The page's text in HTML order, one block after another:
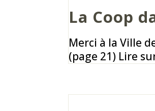
La Coop
Merci à la Ville
(page 21) Lire